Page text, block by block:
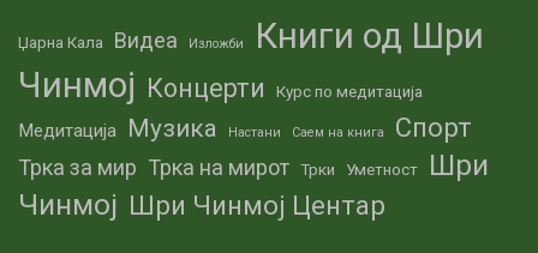
Џарна Кала Видеа Изложби
Книги од Шри
Чинмој Концерти Курс по медитација
Медитација Музика Настани Саем на книга Спорт
Трка за мир Трка на мирот Трки Уметност
Шри
Чинмој Шри Чинмој Центар